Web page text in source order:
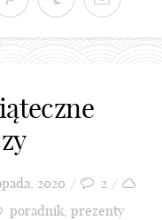
2020
2
poradnik prezenty